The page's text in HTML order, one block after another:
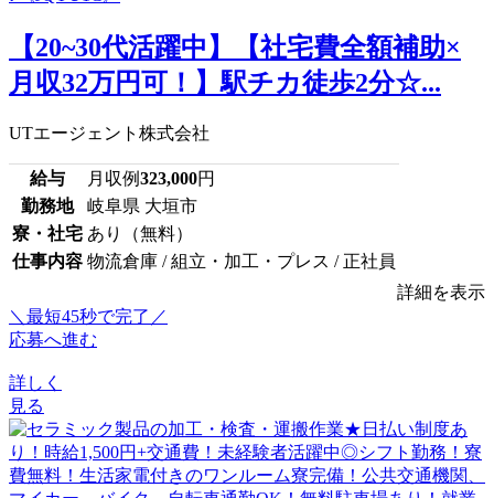
【20~30代活躍中】【社宅費全額補助×
月収32万円可！】駅チカ徒歩2分☆...
UTエージェント株式会社
給与 月収例323,000円
勤務地
岐阜県 大垣市
寮・社宅 あり（無料）
仕事内容 物流倉庫 / 組立・加工・プレス / 正社員
詳細を表示
＼最短45秒で完了／
応募へ進む
詳しく
見る